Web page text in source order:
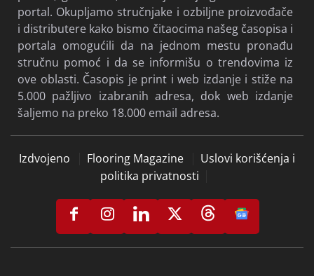
portal. Okupljamo stručnjake i ozbiljne proizvođače
i distributere kako bismo čitaocima našeg časopisa i
portala omogućili da na jednom mestu pronađu
stručnu pomoć i da se informišu o trendovima iz
ove oblasti. Časopis je print i web izdanje i stiže na
5.000 pažljivo izabranih adresa, dok web izdanje
šaljemo na preko 18.000 email adresa.
Izdvojeno Flooring Magazine
Uslovi korišćenja i
politika privatnosti